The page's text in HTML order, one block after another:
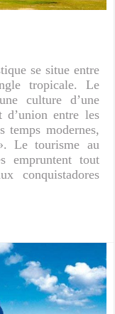
se situe entre
tropicale. Le
culture d’une
d’union entre les
temps modernes,
Le tourisme au
empruntent tout
conquistadores